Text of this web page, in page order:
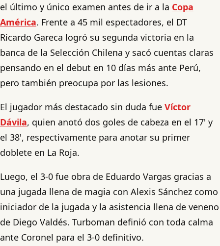
el último y único examen antes de ir a la Copa
América. Frente a 45 mil espectadores, el DT
Ricardo Gareca logró su segunda victoria en la
banca de la Selección Chilena y sacó cuentas claras
pensando en el debut en 10 días más ante Perú,
pero también preocupa por las lesiones.
El jugador más destacado sin duda fue Víctor
Dávila, quien anotó dos goles de cabeza en el 17' y
el 38', respectivamente para anotar su primer
doblete en La Roja.
Luego, el 3-0 fue obra de Eduardo Vargas gracias a
una jugada llena de magia con Alexis Sánchez como
iniciador de la jugada y la asistencia llena de veneno
de Diego Valdés. Turboman definió con toda calma
ante Coronel para el 3-0 definitivo.